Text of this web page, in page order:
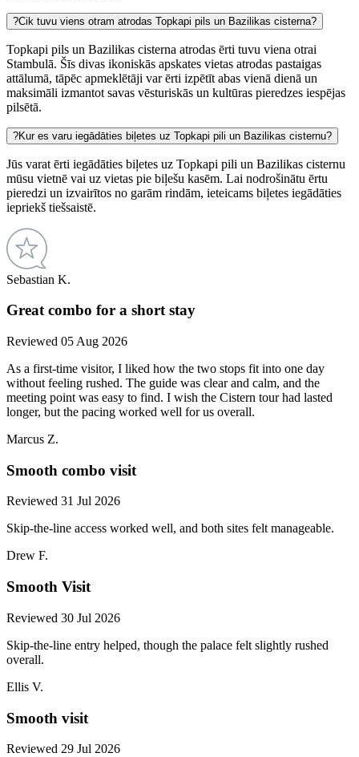
?Cik tuvu viens otram atrodas Topkapi pils un Bazilikas cisterna?
Topkapi pils un Bazilikas cisterna atrodas ērti tuvu viena otrai
Stambulā. Šīs divas ikoniskās apskates vietas atrodas pastaigas
attālumā, tāpēc apmeklētāji var ērti izpētīt abas vienā dienā un
maksimāli izmantot savas vēsturiskās un kultūras pieredzes iespējas
pilsētā.
?Kur es varu iegādāties biļetes uz Topkapi pili un Bazilikas cisternu?
Jūs varat ērti iegādāties biļetes uz Topkapi pili un Bazilikas cisternu
mūsu vietnē vai uz vietas pie biļešu kasēm. Lai nodrošinātu ērtu
pieredzi un izvairītos no garām rindām, ieteicams biļetes iegādāties
iepriekš tiešsaistē.
Sebastian K.
Great combo for a short stay
Reviewed 05 Aug 2026
As a first-time visitor, I liked how the two stops fit into one day
without feeling rushed. The guide was clear and calm, and the
meeting point was easy to find. I wish the Cistern tour had lasted
longer, but the pacing worked well for us overall.
Marcus Z.
Smooth combo visit
Reviewed 31 Jul 2026
Skip-the-line access worked well, and both sites felt manageable.
Drew F.
Smooth Visit
Reviewed 30 Jul 2026
Skip-the-line entry helped, though the palace felt slightly rushed
overall.
Ellis V.
Smooth visit
Reviewed 29 Jul 2026